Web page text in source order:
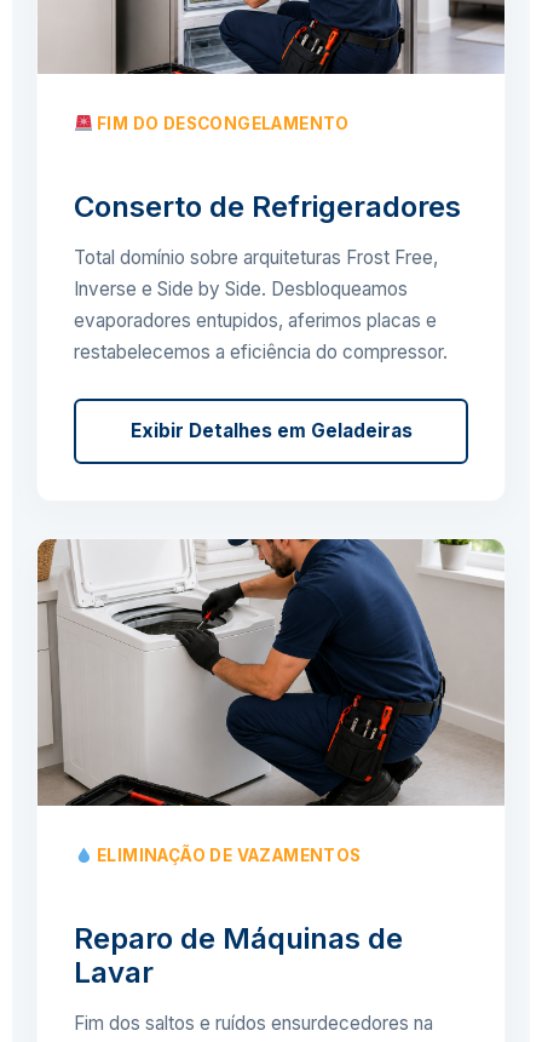
FIM DO DESCONGELAMENTO
Conserto de Refrigeradores
Total domínio sobre arquiteturas Frost Free,
Inverse e Side by Side. Desbloqueamos
evaporadores entupidos, aferimos placas e
restabelecemos a eficiência do compressor.
Exibir Detalhes em Geladeiras
ELIMINAÇÃO DE VAZAMENTOS
Reparo de Máquinas de
Lavar
Fim dos saltos e ruídos ensurdecedores na